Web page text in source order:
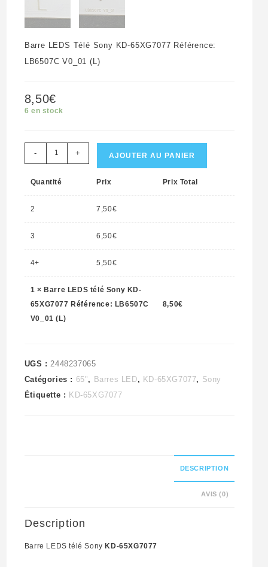
Barre LEDS Télé Sony KD-65XG7077 Référence:
LB6507C V0_01 (L)
8,50€
6 en stock
quantité
de
Barre
Sony
65XG7077
LB6507C
V0_01
- + AJOUTER AU PANIER
Quantité Prix Prix Total
2 7,50€
3 6,50€
4+ 5,50€
1 ×Barre LEDS télé Sony KD-
65XG7077 Référence: LB6507C
V0_01 (L)
8,50€
UGS : 2448237065
Catégories : 65", Barres LED, KD-65XG7077, Sony
Étiquette : KD-65XG7077
DESCRIPTION
AVIS (0)
Description
Barre LEDS télé SonyKD-65XG7077